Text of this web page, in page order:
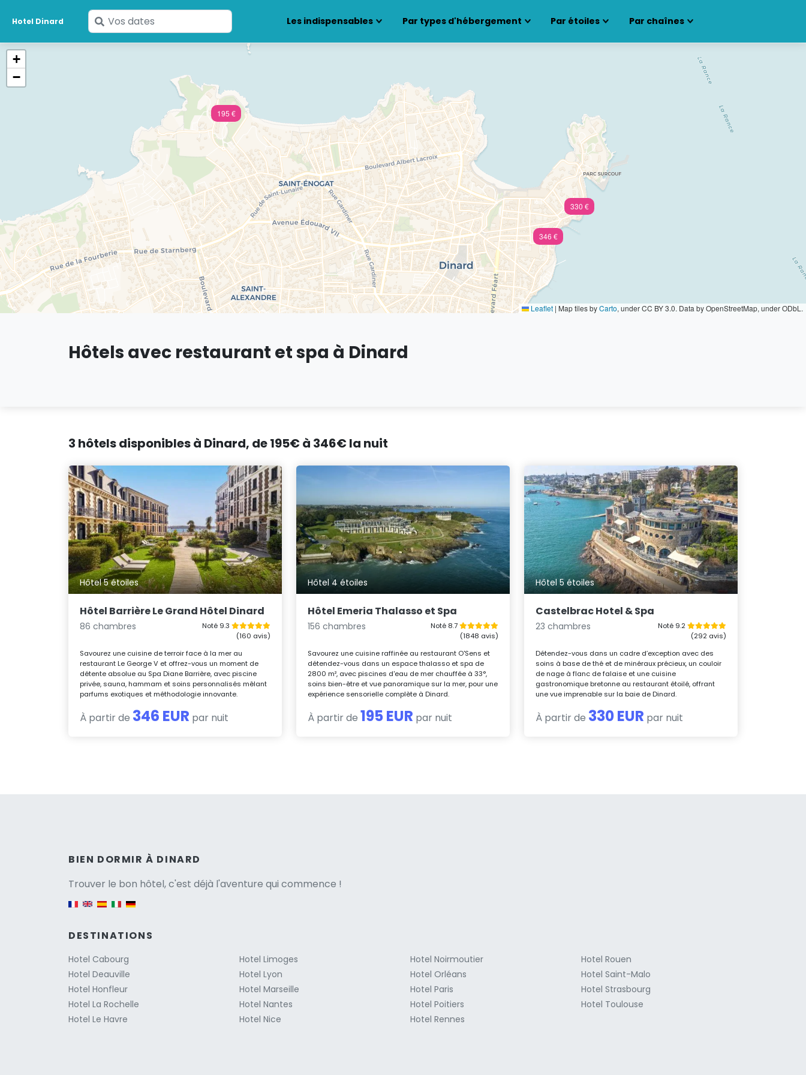
Hotel Dinard
Saisissez
vos
Les indispensables Par types d'hébergement Par étoiles Par chaînes
346 €
195 €
330 €
+
−
Leaflet | Map tiles byCarto, under CC BY 3.0. Data by OpenStreetMap, under ODbL.
Hôtels avec restaurant et spa à Dinard
3 hôtels disponibles à Dinard, de 195€ à 346€ la nuit
Hôtel 5 étoiles
Hôtel Barrière Le Grand Hôtel Dinard
86 chambres
Noté 9.3
(160 avis)
Savourez une cuisine de terroir face à la mer au
restaurant Le George V et offrez-vous un moment de
détente absolue au Spa Diane Barrière, avec piscine
privée, sauna, hammam et soins personnalisés mêlant
parfums exotiques et méthodologie innovante.
À partir de 346 EUR par nuit
Hôtel 4 étoiles
Hôtel Emeria Thalasso et Spa
156 chambres
Noté 8.7
(1848 avis)
Savourez une cuisine raffinée au restaurant O'Sens et
détendez-vous dans un espace thalasso et spa de
2800 m², avec piscines d'eau de mer chauffée à 33°,
soins bien-être et vue panoramique sur la mer, pour une
expérience sensorielle complète à Dinard.
À partir de 195 EUR par nuit
Hôtel 5 étoiles
Castelbrac Hotel & Spa
23 chambres
Noté 9.2
(292 avis)
Détendez-vous dans un cadre d’exception avec des
soins à base de thé et de minéraux précieux, un couloir
de nage à flanc de falaise et une cuisine
gastronomique bretonne au restaurant étoilé, offrant
une vue imprenable sur la baie de Dinard.
À partir de 330 EUR par nuit
BIEN DORMIR À DINARD
Trouver le bon hôtel, c'est déjà l'aventure qui commence !
Versione italiana
DESTINATIONS
Hotel Cabourg
Hotel Deauville
Hotel Honfleur
Hotel La Rochelle
Hotel Le Havre
Hotel Limoges
Hotel Lyon
Hotel Marseille
Hotel Nantes
Hotel Nice
Hotel Noirmoutier
Hotel Orléans
Hotel Paris
Hotel Poitiers
Hotel Rennes
Hotel Rouen
Hotel Saint-Malo
Hotel Strasbourg
Hotel Toulouse